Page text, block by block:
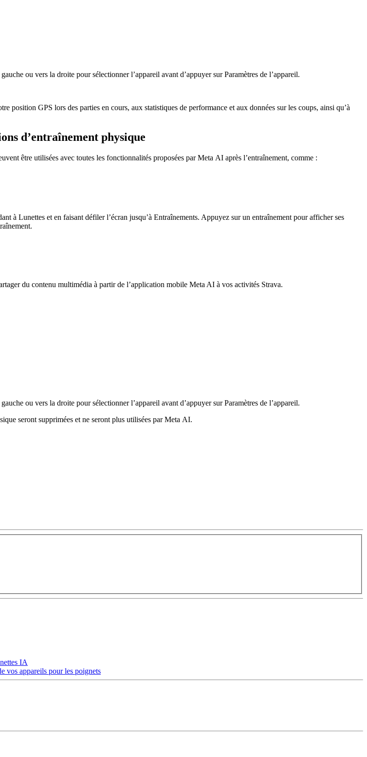
ou vers la droite pour sélectionner l’appareil avant d’appuyer surParamètres de l’appareil.
position GPS lors des parties en cours, aux statistiques de performance et aux données sur les coups, ainsi qu’à
d’entraînement physique
être utilisées avec toutes les fonctionnalités proposées par Meta AI après l’entraînement, comme :
à Lunettes et en faisant défiler l’écran jusqu’à Entraînements. Appuyez sur un entraînement pour afficher ses
du contenu multimédia à partir de l’application mobile Meta AI à vos activités Strava.
ou vers la droite pour sélectionner l’appareil avant d’appuyer surParamètres de l’appareil.
seront supprimées et ne seront plus utilisées par Meta AI.
IA
vos appareils pour les poignets